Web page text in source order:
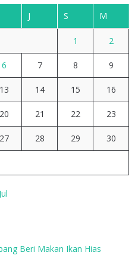
J S M
1 2
6 7 8 9
13 14 15 16
20 21 22 23
27 28 29 30
Beri Makan Ikan Hias